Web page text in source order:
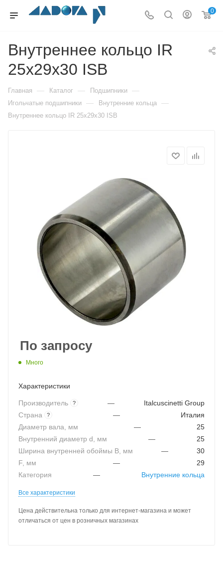
0
Внутреннее кольцо IR
25x29x30 ISB
Главная — Каталог — Подшипники —
Игольчатые подшипники — Внутренние кольца —
Внутреннее кольцо IR 25x29x30 ISB
По запросу
Много
Характеристики
Производитель ? —
Italcuscinetti Group
Страна
? —
Италия
Диаметр вала, мм
—
25
Внутренний диаметр d, мм
—
25
Ширина внутренней обоймы B, мм
—
30
F, мм
—
29
Категория
— Внутренние кольца
Все характеристики
Цена действительна только для интернет-магазина и может
отличаться от цен в розничных магазинах